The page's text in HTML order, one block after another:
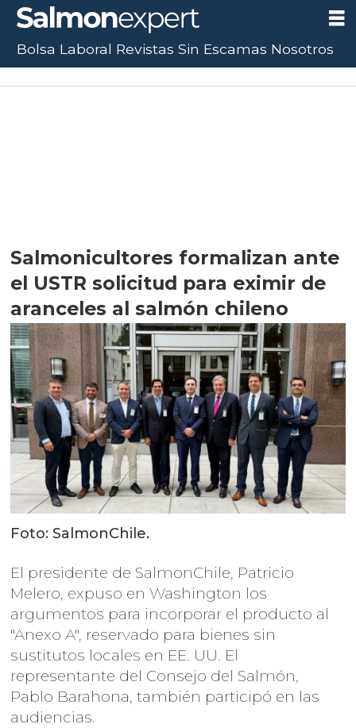
Salmonicultores formalizan ante
el USTR solicitud para eximir de
aranceles al salmón chileno
Foto: SalmonChile.
El presidente de SalmonChile, Patricio
Melero, expuso en Washington los
argumentos para incorporar el producto al
"Anexo A", reservado para bienes sin
sustitutos locales en EE. UU. El
representante del Consejo del Salmón,
Pablo Barahona, también participó en las
audiencias.
Bolsa Laboral Revistas Sin Escamas Nosotros